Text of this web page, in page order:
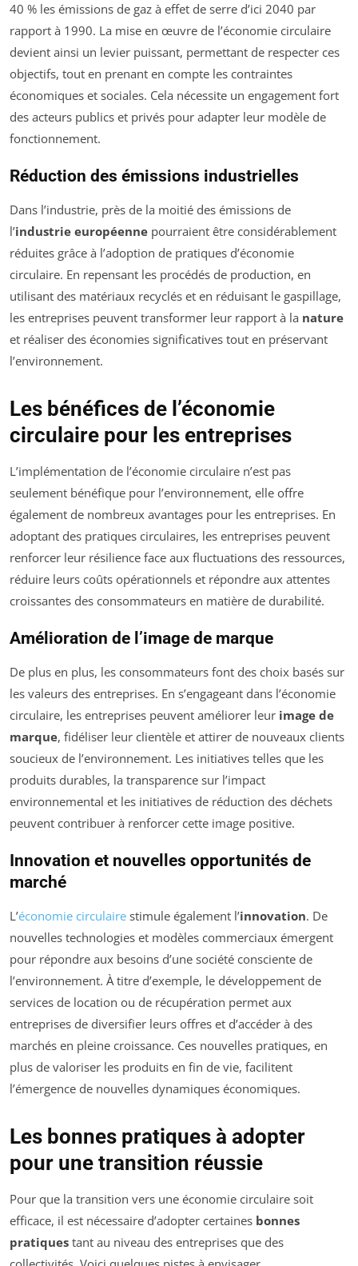
40 % les émissions de gaz à effet de serre d’ici 2040 par
rapport à 1990. La mise en œuvre de l’économie circulaire
devient ainsi un levier puissant, permettant de respecter ces
objectifs, tout en prenant en compte les contraintes
économiques et sociales. Cela nécessite un engagement fort
des acteurs publics et privés pour adapter leur modèle de
fonctionnement.
Réduction des émissions industrielles
Dans l’industrie, près de la moitié des émissions de
l’industrie européenne pourraient être considérablement
réduites grâce à l’adoption de pratiques d’économie
circulaire. En repensant les procédés de production, en
utilisant des matériaux recyclés et en réduisant le gaspillage,
les entreprises peuvent transformer leur rapport à la nature
et réaliser des économies significatives tout en préservant
l’environnement.
Les bénéfices de l’économie
circulaire pour les entreprises
L’implémentation de l’économie circulaire n’est pas
seulement bénéfique pour l’environnement, elle offre
également de nombreux avantages pour les entreprises. En
adoptant des pratiques circulaires, les entreprises peuvent
renforcer leur résilience face aux fluctuations des ressources,
réduire leurs coûts opérationnels et répondre aux attentes
croissantes des consommateurs en matière de durabilité.
Amélioration de l’image de marque
De plus en plus, les consommateurs font des choix basés sur
les valeurs des entreprises. En s’engageant dans l’économie
circulaire, les entreprises peuvent améliorer leur image de
marque, fidéliser leur clientèle et attirer de nouveaux clients
soucieux de l’environnement. Les initiatives telles que les
produits durables, la transparence sur l’impact
environnemental et les initiatives de réduction des déchets
peuvent contribuer à renforcer cette image positive.
Innovation et nouvelles opportunités de
marché
L’économie circulaire stimule également l’innovation. De
nouvelles technologies et modèles commerciaux émergent
pour répondre aux besoins d’une société consciente de
l’environnement. À titre d’exemple, le développement de
services de location ou de récupération permet aux
entreprises de diversifier leurs offres et d’accéder à des
marchés en pleine croissance. Ces nouvelles pratiques, en
plus de valoriser les produits en fin de vie, facilitent
l’émergence de nouvelles dynamiques économiques.
Les bonnes pratiques à adopter
pour une transition réussie
Pour que la transition vers une économie circulaire soit
efficace, il est nécessaire d’adopter certaines bonnes
pratiques tant au niveau des entreprises que des